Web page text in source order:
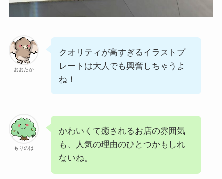
おおたか
クオリティが高すぎるイラストプ
レートは大人でも興奮しちゃうよ
ね！
もりのは
かわいくて癒されるお店の雰囲気
も、人気の理由のひとつかもしれ
ないね。